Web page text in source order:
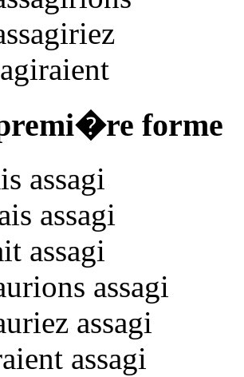
iriez
iraient
forme
assagi
assagi
assagi
assagi
assagi
assagi